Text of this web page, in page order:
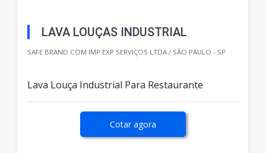
LAVA LOUÇAS INDUSTRIAL
SAFE BRAND COM IMP EXP SERVIÇOS LTDA / SÃO PAULO - SP
Lava Louça Industrial Para Restaurante
Cotar agora